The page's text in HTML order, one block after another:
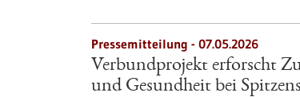
Pressemitteilung - 07.05.2026
Verbundprojekt erforscht
und Gesundheit bei